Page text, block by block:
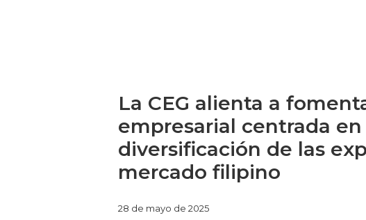
La CEG alienta a
empresarial centrada
diversificación de las
mercado filipino
28 de mayo de 2025Categories